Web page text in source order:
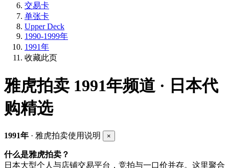
交易卡
单张卡
Upper Deck
1990-1999年
1991年
收藏此页
雅虎拍卖 1991年频道 · 日本代
购精选
1991年 · 雅虎拍卖使用说明 ×
什么是雅虎拍卖？
日本大型个人与店铺交易平台，竞拍与一口价并存。这里聚合